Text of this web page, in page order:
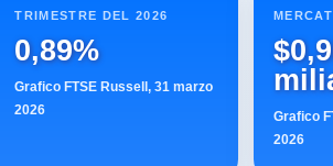
TRIMESTRE DEL 2026
0,89%
Grafico FTSE Russell, 31 marzo
2026
Grafico
2026